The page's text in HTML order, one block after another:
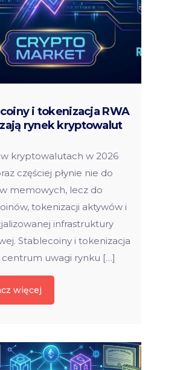
i tokenizacja RWA
rynek kryptowalut
w kryptowalutach w 2026
częściej płynie nie do
memowych, lecz do
tokenizacji aktywów i
infrastruktury
Stablecoiny i tokenizacja
centrum uwagi rynku […]
więcej